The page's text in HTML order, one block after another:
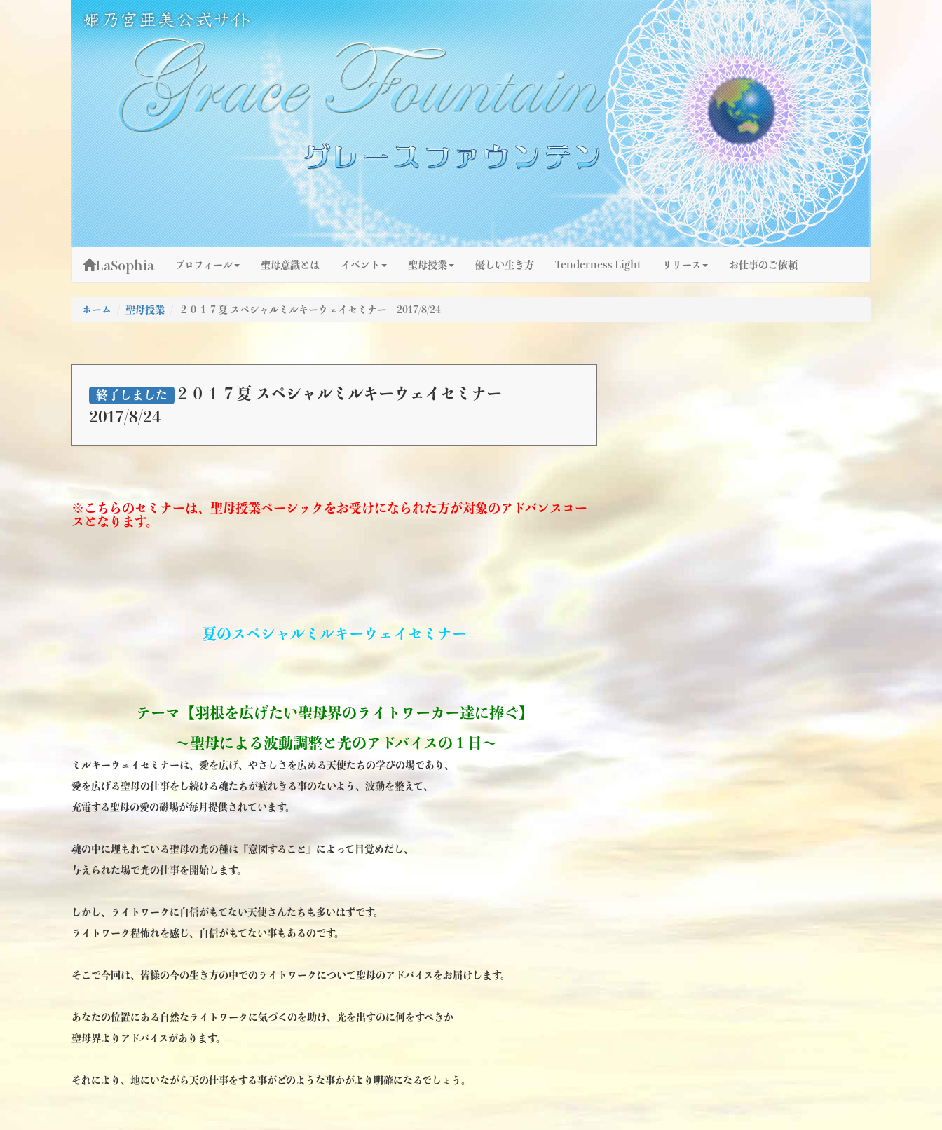
姫乃宮亜美公式サイト～Grace Fountain～
グレースファウンテン
LaSophia プロフィール 聖母意識とは イベント 聖母授業 優しい生き方 Tenderness Light リリース お仕事のご依頼
ホーム 聖母授業 ２０１７夏 スペシャルミルキーウェイセミナー 2017/8/24
終了しました
２０１７夏 スペシャルミルキーウェイセミナー
2017/8/24
※こちらのセミナーは、聖母授業ベーシックをお受けになられた方が対象のアドバンスコー
スとなります。
夏のスペシャルミルキーウェイセミナー
テーマ 【羽根を広げたい聖母界のライトワーカー達に捧ぐ】
～聖母による波動調整と光のアドバイスの１日～
ミルキーウェイセミナーは、愛を広げ、やさしさを広める天使たちの学びの場であり、
愛を広げる聖母の仕事をし続ける魂たちが疲れきる事のないよう、波動を整えて、
充電する聖母の愛の磁場が毎月提供されています。
魂の中に埋もれている聖母の光の種は『意図すること』によって目覚めだし、
与えられた場で光の仕事を開始します。
しかし、ライトワークに自信がもてない天使さんたちも多いはずです。
ライトワーク程怖れを感じ、自信がもてない事もあるのです。
そこで今回は、皆様の今の生き方の中でのライトワークについて聖母のアドバイスをお届けします。
あなたの位置にある自然なライトワークに気づくのを助け、光を出すのに何をすべきか
聖母界よりアドバイスがあります。
それにより、地にいながら天の仕事をする事がどのような事かがより明確になるでしょう。